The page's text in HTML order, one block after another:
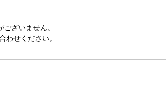
ざいません。
わせください。